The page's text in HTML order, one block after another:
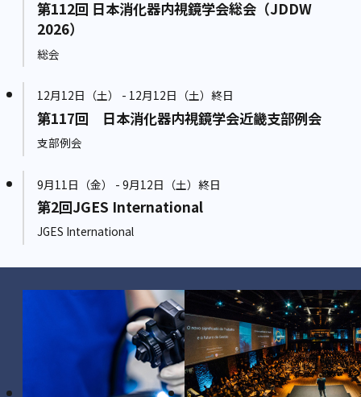
第112回 日本消化器内視鏡学会総会（JDDW
2026）
総会
12月12日（土） - 12月12日（土）終日
第117回 日本消化器内視鏡学会近畿支部例会
支部例会
9月11日（金） - 9月12日（土）終日
第2回JGES International
JGES International